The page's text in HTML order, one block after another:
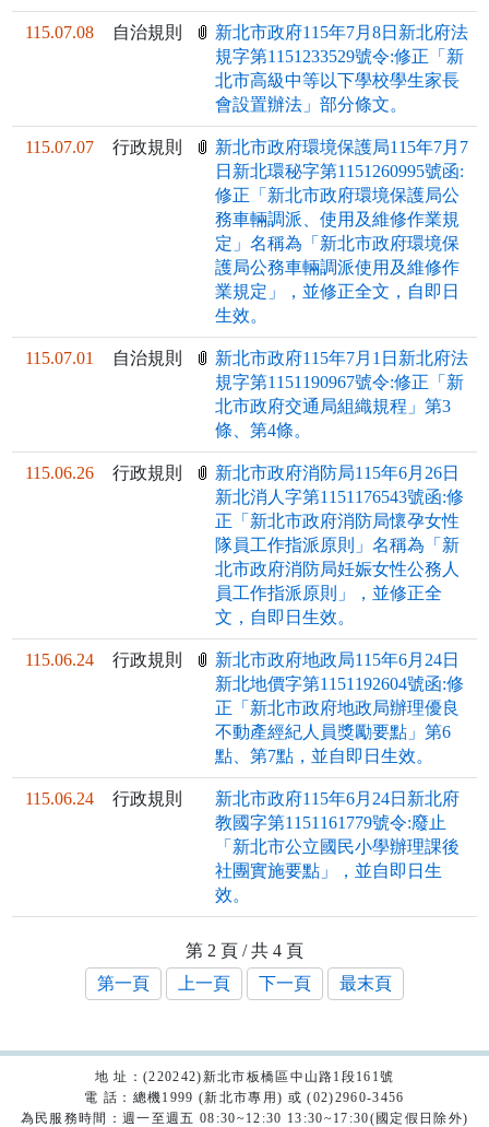
115.07.08 自治規則
新北市政府115年7月8日新北府法
規字第1151233529號令:修正「新
北市高級中等以下學校學生家長
會設置辦法」部分條文。
115.07.07 行政規則
新北市政府環境保護局115年7月7
日新北環秘字第1151260995號函:
修正「新北市政府環境保護局公
務車輛調派、使用及維修作業規
定」名稱為「新北市政府環境保
護局公務車輛調派使用及維修作
業規定」，並修正全文，自即日
生效。
115.07.01 自治規則
新北市政府115年7月1日新北府法
規字第1151190967號令:修正「新
北市政府交通局組織規程」第3
條、第4條。
115.06.26 行政規則
新北市政府消防局115年6月26日
新北消人字第1151176543號函:修
正「新北市政府消防局懷孕女性
隊員工作指派原則」名稱為「新
北市政府消防局妊娠女性公務人
員工作指派原則」，並修正全
文，自即日生效。
115.06.24 行政規則
新北市政府地政局115年6月24日
新北地價字第1151192604號函:修
正「新北市政府地政局辦理優良
不動產經紀人員獎勵要點」第6
點、第7點，並自即日生效。
115.06.24 行政規則
新北市政府115年6月24日新北府
教國字第1151161779號令:廢止
「新北市公立國民小學辦理課後
社團實施要點」，並自即日生
效。
第 2 頁 / 共 4 頁
第一頁
上一頁 下一頁 最末頁
地 址：(220242)新北市板橋區中山路1段161號
電 話：總機1999 (新北市專用) 或 (02)2960-3456
為民服務時間：週一至週五 08:30~12:30 13:30~17:30(國定假日除外)